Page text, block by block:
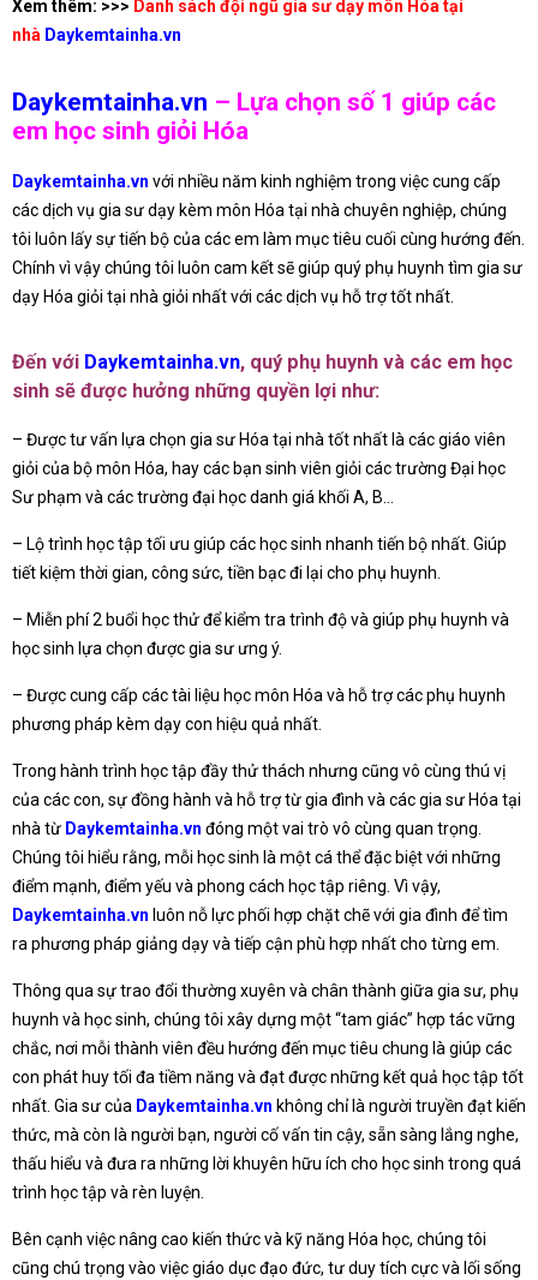
Xem thêm: >>> Danh sách đội ngũ gia sư dạy môn Hóa tại
nhà Daykemtainha.vn
Daykemtainha.vn – Lựa chọn số 1 giúp các
em học sinh giỏi Hóa
Daykemtainha.vn với nhiều năm kinh nghiệm trong việc cung cấp
các dịch vụ gia sư dạy kèm môn Hóa tại nhà chuyên nghiệp, chúng
tôi luôn lấy sự tiến bộ của các em làm mục tiêu cuối cùng hướng đến.
Chính vì vậy chúng tôi luôn cam kết sẽ giúp quý phụ huynh tìm gia sư
dạy Hóa giỏi tại nhà giỏi nhất với các dịch vụ hỗ trợ tốt nhất.
Đến với Daykemtainha.vn, quý phụ huynh và các em học
sinh sẽ được hưởng những quyền lợi như:
– Được tư vấn lựa chọn gia sư Hóa tại nhà tốt nhất là các giáo viên
giỏi của bộ môn Hóa, hay các bạn sinh viên giỏi các trường Đại học
Sư phạm và các trường đại học danh giá khối A, B…
– Lộ trình học tập tối ưu giúp các học sinh nhanh tiến bộ nhất. Giúp
tiết kiệm thời gian, công sức, tiền bạc đi lại cho phụ huynh.
– Miễn phí 2 buổi học thử để kiểm tra trình độ và giúp phụ huynh và
học sinh lựa chọn được gia sư ưng ý.
– Được cung cấp các tài liệu học môn Hóa và hỗ trợ các phụ huynh
phương pháp kèm dạy con hiệu quả nhất.
Trong hành trình học tập đầy thử thách nhưng cũng vô cùng thú vị
của các con, sự đồng hành và hỗ trợ từ gia đình và các gia sư Hóa tại
nhà từ Daykemtainha.vn đóng một vai trò vô cùng quan trọng.
Chúng tôi hiểu rằng, mỗi học sinh là một cá thể đặc biệt với những
điểm mạnh, điểm yếu và phong cách học tập riêng. Vì vậy,
Daykemtainha.vn luôn nỗ lực phối hợp chặt chẽ với gia đình để tìm
ra phương pháp giảng dạy và tiếp cận phù hợp nhất cho từng em.
Thông qua sự trao đổi thường xuyên và chân thành giữa gia sư, phụ
huynh và học sinh, chúng tôi xây dựng một “tam giác” hợp tác vững
chắc, nơi mỗi thành viên đều hướng đến mục tiêu chung là giúp các
con phát huy tối đa tiềm năng và đạt được những kết quả học tập tốt
nhất. Gia sư của Daykemtainha.vn không chỉ là người truyền đạt kiến
thức, mà còn là người bạn, người cố vấn tin cậy, sẵn sàng lắng nghe,
thấu hiểu và đưa ra những lời khuyên hữu ích cho học sinh trong quá
trình học tập và rèn luyện.
Bên cạnh việc nâng cao kiến thức và kỹ năng Hóa học, chúng tôi
cũng chú trọng vào việc giáo dục đạo đức, tư duy tích cực và lối sống